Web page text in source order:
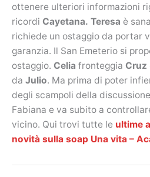
ottenere ulteriori informazioni
ricordi Cayetana. Teresa è
richiede un ostaggio da portar
garanzia. Il San Emeterio si
ostaggio. Celia fronteggia Cruz
da Julio. Ma prima di poter
degli scampoli della
Fabiana e va subito a
vicino. Qui trovi tutte le ultime
novità sulla soap Una vita –